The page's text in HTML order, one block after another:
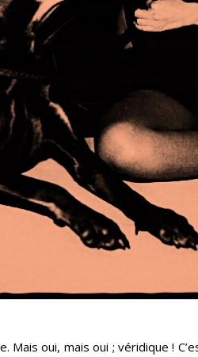
Mais oui, mais oui ; véridique !